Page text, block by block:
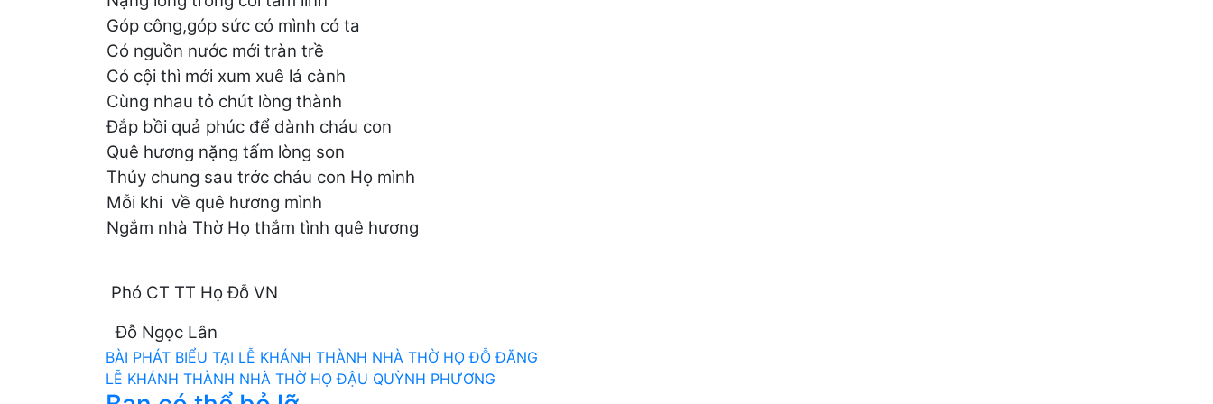
Góp công,góp sức có mình có ta
Có nguồn nước mới tràn trề
Có cội thì mới xum xuê lá cành
Cùng nhau tỏ chút lòng thành
Đắp bồi quả phúc để dành cháu con
Quê hương nặng tấm lòng son
Thủy chung sau trớc cháu con Họ mình
Mỗi khi về quê hương mình
Ngắm nhà Thờ Họ thắm tình quê hương
Phó CT TT Họ Đỗ VN
Đỗ Ngọc Lân
Điều
hướng
BÀI PHÁT BIỂU TẠI LỄ KHÁNH THÀNH NHÀ THỜ HỌ ĐỖ ĐĂNG
LỄ KHÁNH THÀNH NHÀ THỜ HỌ ĐẬU QUỲNH PHƯƠNG